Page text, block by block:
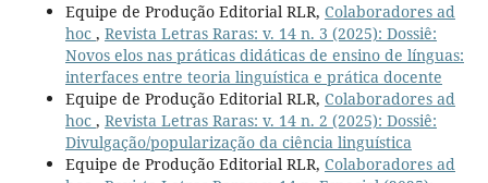
Equipe de Produção Editorial RLR, Colaboradores ad
hoc , Revista Letras Raras: v. 14 n. 3 (2025): Dossiê:
Novos elos nas práticas didáticas de ensino de línguas:
interfaces entre teoria linguística e prática docente
Equipe de Produção Editorial RLR, Colaboradores ad
hoc , Revista Letras Raras: v. 14 n. 2 (2025): Dossiê:
Divulgação/popularização da ciência linguística
Equipe de Produção Editorial RLR, Colaboradores ad